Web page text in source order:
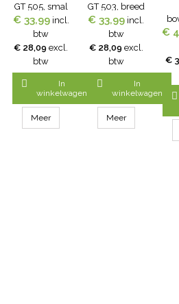
GT 505, smal
vertand, voor
runderen,
honden, geiten
en alpaca's (3
mm
scheerhoogte)
€ 33,99 incl.
btw
€ 28,09 excl.
btw

In
winkelwagen
Meer
GT 503, breed
vertand, voor
runderen,
schapen met
fijne wol en
enkele
schapen
(standaard set
voor GT475)
€ 33,99 incl.
btw
€ 28,09 excl.
btw

In
winkelwagen
Meer
€
€
